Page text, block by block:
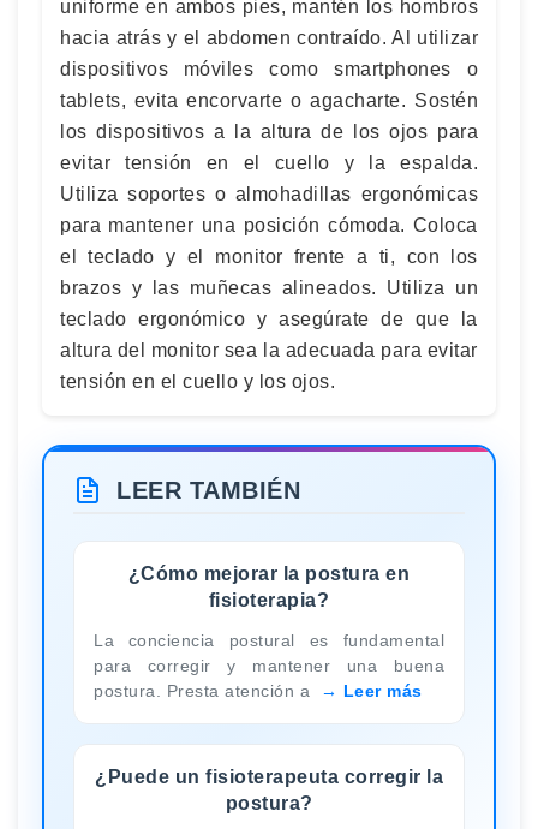
uniforme en ambos pies, mantén los hombros
hacia atrás y el abdomen contraído. Al utilizar
dispositivos móviles como smartphones o
tablets, evita encorvarte o agacharte. Sostén
los dispositivos a la altura de los ojos para
evitar tensión en el cuello y la espalda.
Utiliza soportes o almohadillas ergonómicas
para mantener una posición cómoda. Coloca
el teclado y el monitor frente a ti, con los
brazos y las muñecas alineados. Utiliza un
teclado ergonómico y asegúrate de que la
altura del monitor sea la adecuada para evitar
tensión en el cuello y los ojos.
LEER TAMBIÉN
¿Cómo mejorar la postura en
fisioterapia?
La conciencia postural es fundamental
para corregir y mantener una buena
postura. Presta atención a
Leer más
¿Puede un fisioterapeuta corregir la
postura?